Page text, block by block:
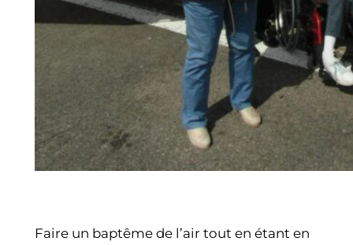
Faire un baptême de l’air tout en étant en